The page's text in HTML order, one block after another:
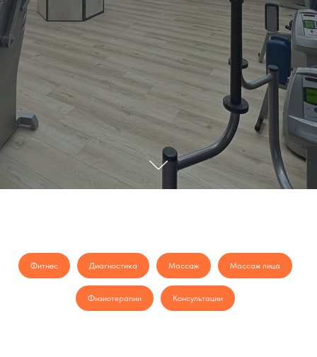
Фитнес Диагностика Массаж Массаж лица
Физиотерапии Консультации